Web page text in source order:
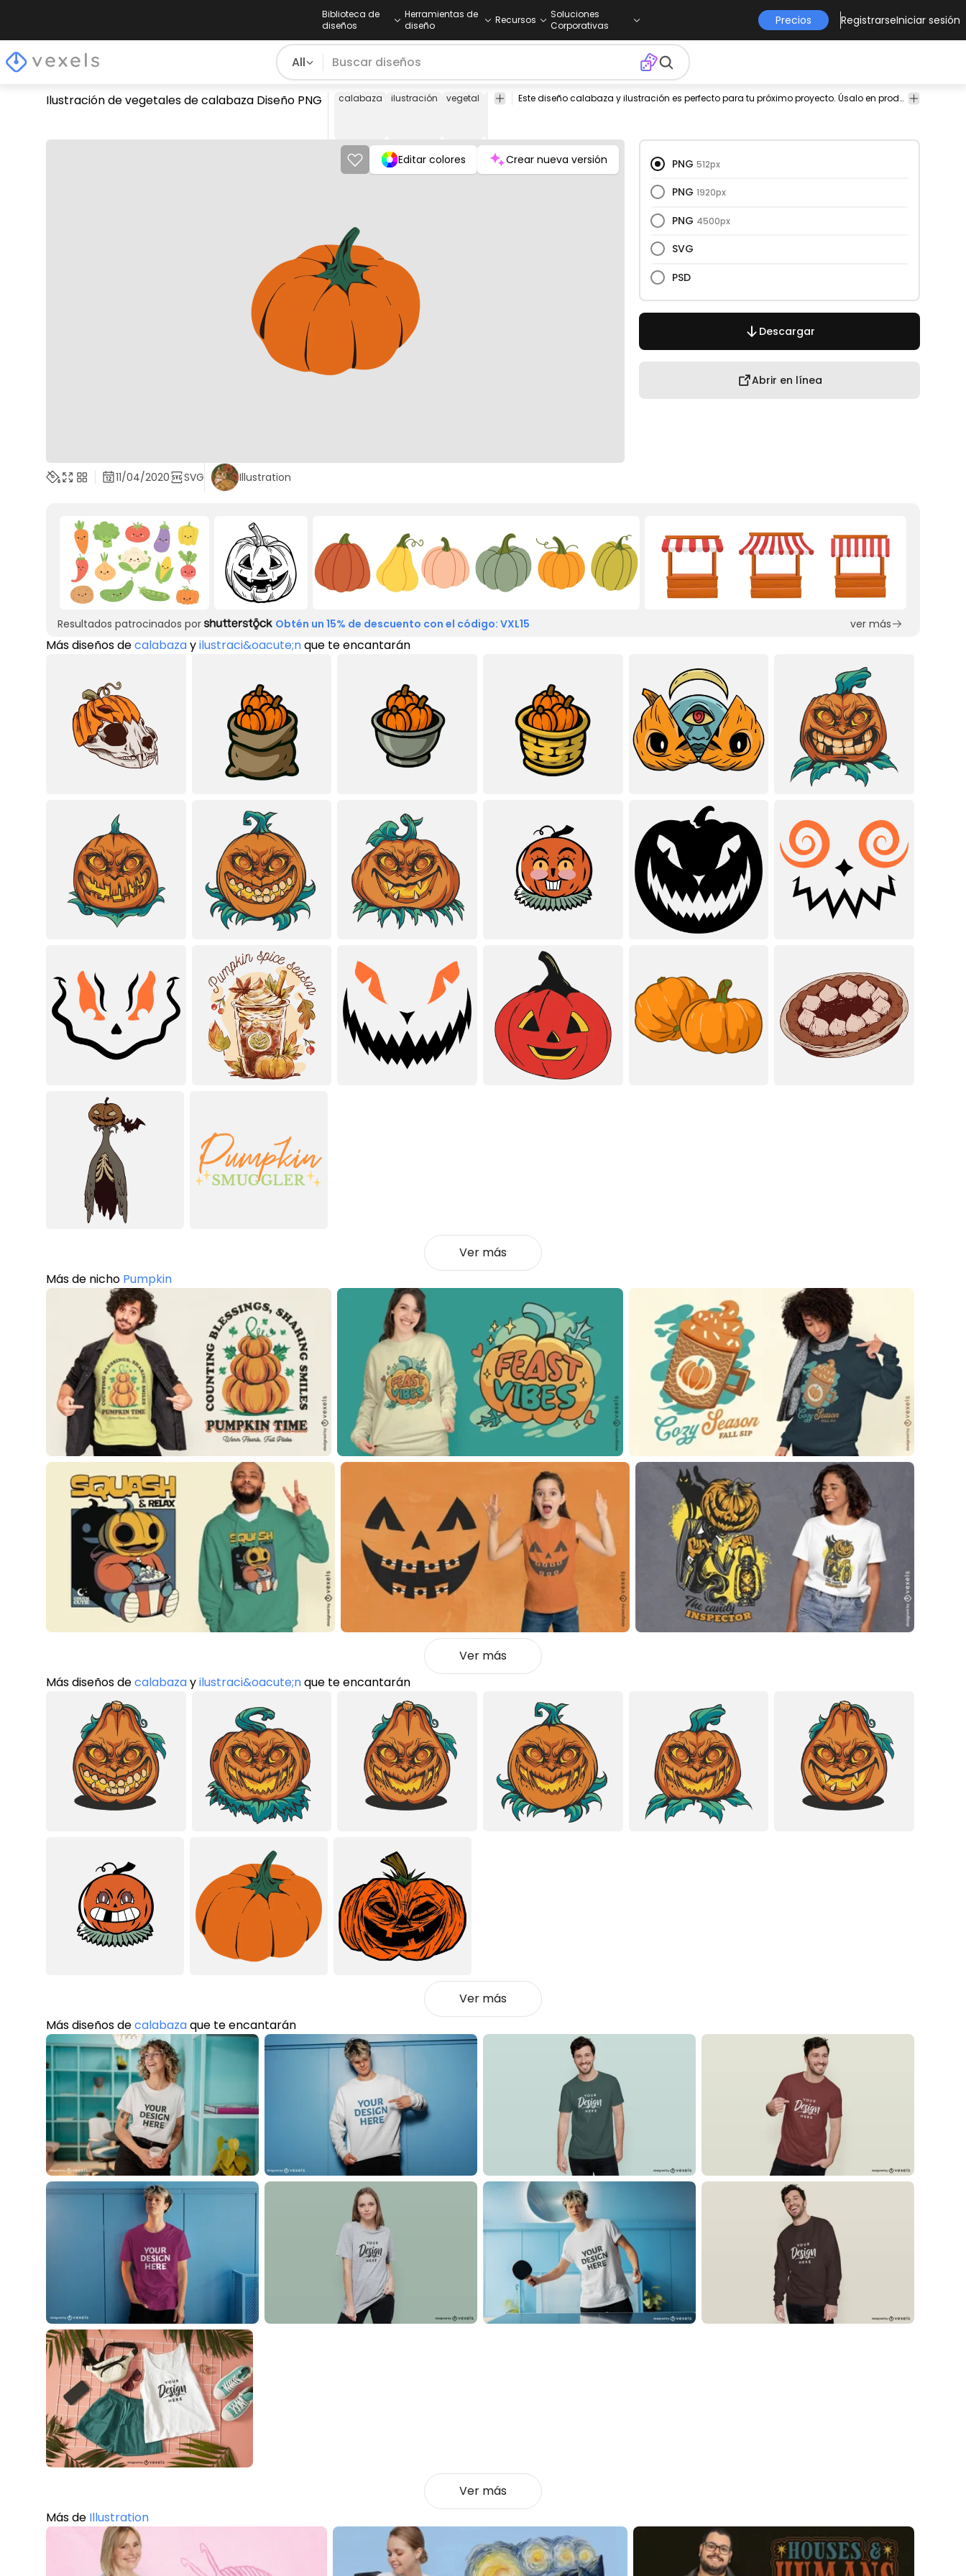
Biblioteca de
diseños
Herramientas de
diseño
Recursos
Soluciones
Corporativas
Precios RegistrarseIniciar sesión
All
Ilustración de vegetales de calabaza Diseño PNG calabaza ilustración vegetal comida
acción
tradicional
ilustración
diseño
Comida
Comida
Halloween Este diseño calabaza y ilustración es perfecto para tu próximo proyecto. Úsalo en productos de merchandising, sitios web, redes sociales y más. ¡Te encantará!
Editar colores Crear nueva versión PNG 512px
PNG 1920px
PNG 4500px
SVG
PSD
Descargar
Abrir en línea
11/04/2020 SVG Illustration
Resultados patrocinados por Obtén un 15% de descuento con el código: VXL15 ver más
Más diseños decalabazayilustraci&oacute;nque te encantarán
Ver más
Más de nicho Pumpkin
Ver más
Más diseños decalabazayilustraci&oacute;nque te encantarán
Ver más
Más diseños decalabazaque te encantarán
Ver más
Más de Illustration